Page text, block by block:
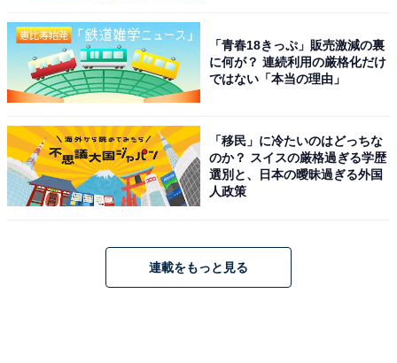
「青春18きっぷ」販売激減の裏
に何が？ 連続利用の厳格化だけ
ではない「本当の理由」
「移民」に冷たいのはどっちな
のか？ スイスの厳格過ぎる学歴
選別と、日本の曖昧過ぎる外国
人政策
連載をもっと見る